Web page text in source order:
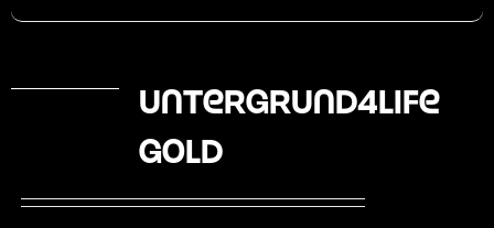
Untergrund4Life
Gold